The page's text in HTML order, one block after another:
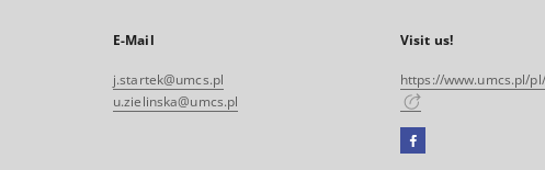
E-Mail
j.startek@umcs.pl
u.zielinska@umcs.pl
Visit us!
https://www.umcs.pl/
Facebook